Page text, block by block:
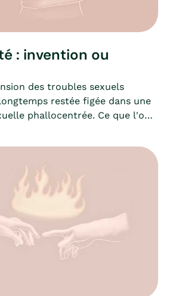
: invention ou
des troubles sexuels
restée figée dans une
phallocentrée. Ce que l'on
sens aujourd'hui. D’autres
depuis remplacé ce terme :
parler d’anorgasmie,
ou encore de troubles du désir
manque de libido).